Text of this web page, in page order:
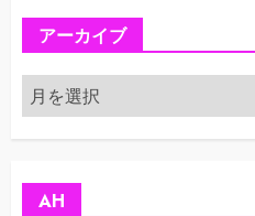
アーカイブ
ア
ー
カ
AH